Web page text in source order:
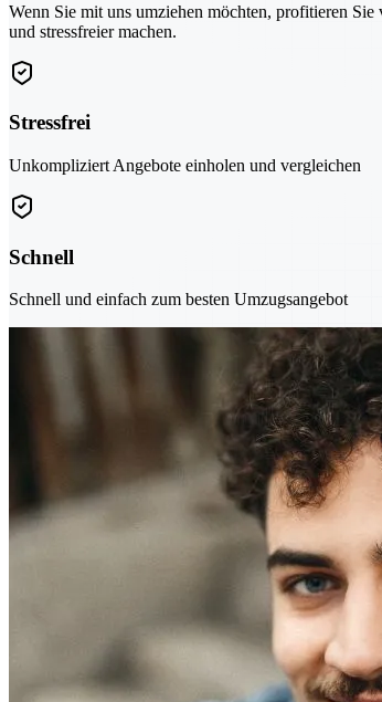
Wenn Sie mit uns umziehen möchten, profitieren
und stressfreier machen.
Stressfrei
Unkompliziert Angebote einholen und vergleichen
Schnell
Schnell und einfach zum besten Umzugsangebot